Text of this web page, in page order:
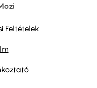
Feltételek